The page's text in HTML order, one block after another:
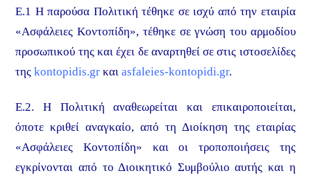
Ε.1 Η παρούσα Πολιτική τέθηκε σε ισχύ από την εταιρία
«Ασφάλειες Κοντοπίδη», τέθηκε σε γνώση του αρμοδίου
προσωπικού της και έχει δε αναρτηθεί σε στις ιστοσελίδες
τηςkontopidis.gr καιasfaleies-kontopidi.gr.
Ε.2. Η Πολιτική αναθεωρείται και επικαιροποιείται,
όποτε κριθεί αναγκαίο, από τη Διοίκηση της εταιρίας
«Ασφάλειες Κοντοπίδη» και οι τροποποιήσεις της
εγκρίνονται από το Διοικητικό Συμβούλιο αυτής και η